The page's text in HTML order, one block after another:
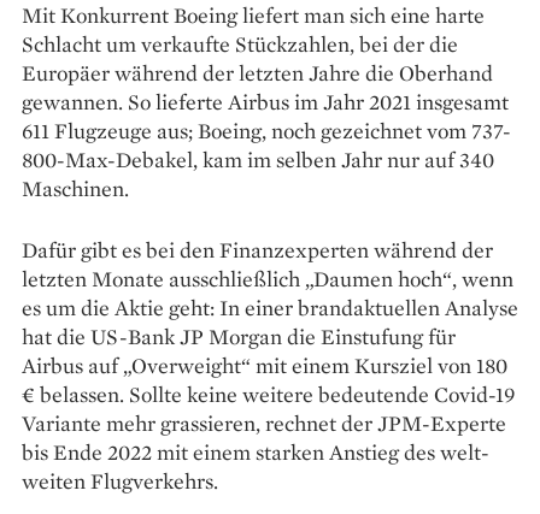
Mit Konkurrent Boeing ­liefert man sich eine harte
Schlacht um verkaufte Stückzahlen, bei der die
Europäer während der ­letzten ­Jahre die Oberhand
gewannen. So ­lieferte Airbus im Jahr 2021 insgesamt
611 Flugzeuge aus; Boeing, noch gezeichnet vom 737-
800-Max-­Debakel, kam im selben Jahr nur auf 340
Maschinen.
Dafür gibt es bei den Finanzexperten während der
letzten Monate ausschließlich „Daumen hoch“, wenn
es um die Aktie geht: In einer brandaktuellen Analyse
hat die US-Bank JP Morgan die Einstufung für
Airbus auf „Overweight“ mit ­einem Kursziel von 180
€ belassen. ­Sollte keine weitere bedeutende Covid-19
Variante mehr grassieren, ­rechnet der JPM-Experte
bis Ende 2022 mit einem starken Anstieg des welt­
weiten Flugverkehrs.